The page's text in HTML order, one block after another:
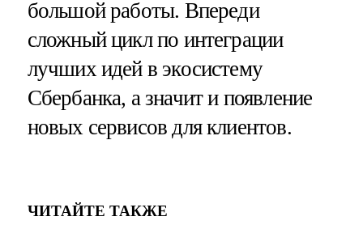
большой работы. Впереди
сложный цикл по интеграции
лучших идей в экосистему
Сбербанка, а значит и появление
новых сервисов для клиентов.
ЧИТАЙТЕ ТАКЖЕ